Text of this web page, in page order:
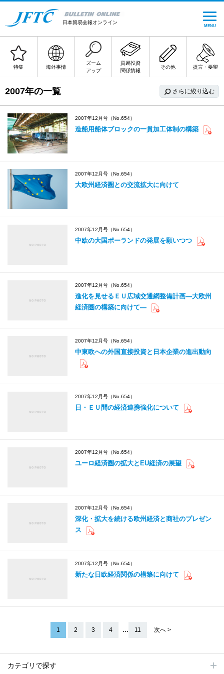
日本貿易会報オンライン
特集 海外事情
ズーム
アップ
貿易投資
関係情報
その他 提言・要望
MENU
カテゴリで探す
2007年の一覧 さらに絞り込む
2007年12月号（No.654）
造船用船体ブロックの一貫加工体制の構築
2007年12月号（No.654）
大欧州経済圏との交流拡大に向けて
2007年12月号（No.654）
中欧の大国ポーランドの発展を願いつつ
2007年12月号（No.654）
進化を見せるＥＵ広域交通網整備計画―大欧州
経済圏の構築に向けて―
2007年12月号（No.654）
中東欧への外国直接投資と日本企業の進出動向
2007年12月号（No.654）
日・ＥＵ間の経済連携強化について
2007年12月号（No.654）
ユーロ経済圏の拡大とEU経済の展望
2007年12月号（No.654）
深化・拡大を続ける欧州経済と商社のプレゼン
ス
2007年12月号（No.654）
新たな日欧経済関係の構築に向けて
1 2 3 4 ... 11 次へ >